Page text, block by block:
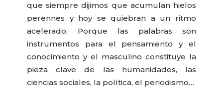
que siempre dijimos que acumulan hielos
perennes y hoy se quiebran a un ritmo
acelerado. Porque las palabras son
instrumentos para el pensamiento y el
conocimiento y el masculino constituye la
pieza clave de las humanidades, las
ciencias sociales, la política, el periodismo…